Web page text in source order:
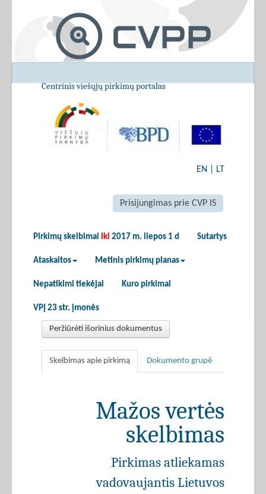
Centrinis viešųjų pirkimų portalas
EN LT
Prisijungimas prie CVP IS
Pirkimų skelbimai iki 2017 m. liepos 1 d Sutartys
Ataskaitos Metinis pirkimų planas
Nepatikimi tiekėjai Kuro pirkimai
VPĮ 23 str. įmonės
Peržiūrėti išorinius dokumentus
Skelbimas apie pirkimą Dokumento grupė
Mažos vertės
skelbimas
Pirkimas atliekamas
vadovaujantis Lietuvos